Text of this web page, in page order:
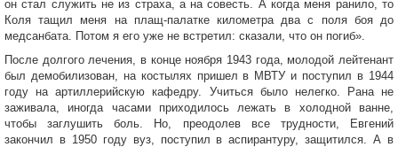
он стал служить не из страха, а на совесть. А когда меня ранило, то
Коля тащил меня на плащ-палатке километра два с поля боя до
медсанбата. Потом я его уже не встретил: сказали, что он погиб».
После долгого лечения, в конце ноября 1943 года, молодой лейтенант
был демобилизован, на костылях пришел в МВТУ и поступил в 1944
году на артиллерийскую кафедру. Учиться было нелегко. Рана не
заживала, иногда часами приходилось лежать в холодной ванне,
чтобы заглушить боль. Но, преодолев все трудности, Евгений
закончил в 1950 году вуз, поступил в аспирантуру, защитился. А в